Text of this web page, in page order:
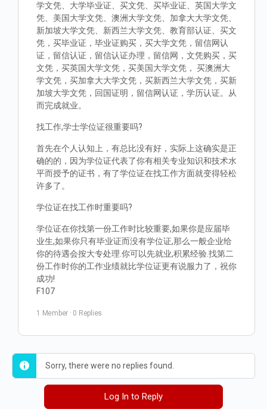
学文凭、大学毕业证、买文凭、买毕业证、英国大学文
凭、美国大学文凭、澳洲大学文凭、加拿大大学文凭、
新加坡大学文凭、新西兰大学文凭、教育部认证、买文
凭，买毕业证，毕业证购买，买大学文凭，留信网认
证，留信认证，留信认证办理，留信网，文凭购买，买
文凭，买英国大学文凭，买美国大学文凭， 买澳洲大
学文凭，买加拿大大学文凭，买新西兰大学文凭，买新
加坡大学文凭，回国证明，留信网认证，学历认证。从
而完成就业。
找工作,学士学位证很重要吗?
首先在个人认知上，有总比没有好，实际上这确实是正
确的的，因为学位证代表了你有相关专业知识和技术水
平而授予的证书，有了学位证在找工作方面就变得轻松
许多了。
学位证在找工作时重要吗?
学位证在你找第一份工作时比较重要,如果你是应届毕
业生,如果你只有毕业证而没有学位证,那么一般企业给
你的待遇会按大专处理.你可以先就业,积累经验.找第二
份工作时你的工作业绩就比学位证更有说服力了，祝你
成功!
F107
1 Member · 0 Replies
Sorry, there were no replies found.
Log In to Reply